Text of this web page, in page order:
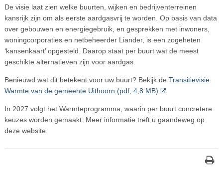
De visie laat zien welke buurten, wijken en bedrijventerreinen
kansrijk zijn om als eerste aardgasvrij te worden. Op basis van data
over gebouwen en energiegebruik, en gesprekken met inwoners,
woningcorporaties en netbeheerder Liander, is een zogeheten
‘kansenkaart’ opgesteld. Daarop staat per buurt wat de meest
geschikte alternatieven zijn voor aardgas.
Benieuwd wat dit betekent voor uw buurt? Bekijk de Transitievisie
Warmte van de gemeente Uithoorn (pdf, 4,8 MB)
.
In 2027 volgt het Warmteprogramma, waarin per buurt concretere
keuzes worden gemaakt. Meer informatie treft u gaandeweg op
deze website.